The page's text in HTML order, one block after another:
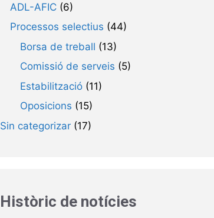
ADL-AFIC(6)
Processos selectius (44)
Borsa de treball (13)
Comissió de serveis (5)
Estabilització(11)
Oposicions (15)
Sin categorizar(17)
Històric de notícies